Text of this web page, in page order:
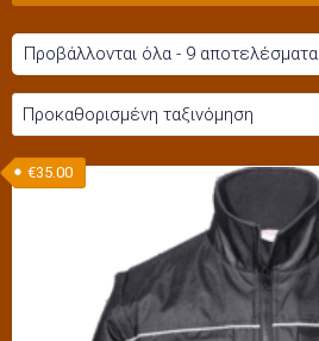
Προβάλλονται όλα - 9 αποτελέσματα
€35.00